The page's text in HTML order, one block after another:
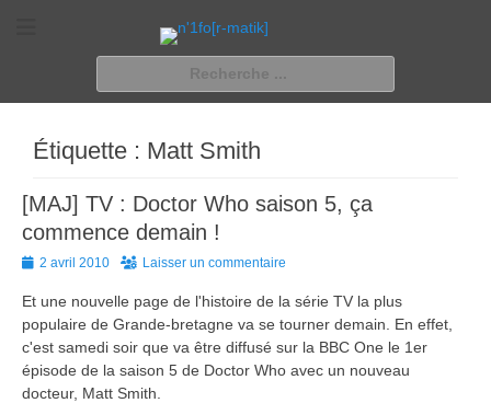
n'1fo[r-matik]
Pour les nymphos d'infos en info…
Étiquette : Matt Smith
[MAJ] TV : Doctor Who saison 5, ça
commence demain !
Posted
2 avril 2010 Laisser un commentaire
Et une nouvelle page de l'histoire de la série TV la plus
populaire de Grande-bretagne va se tourner demain. En effet,
c'est samedi soir que va être diffusé sur la BBC One le 1er
épisode de la saison 5 de Doctor Who avec un nouveau
docteur, Matt Smith.